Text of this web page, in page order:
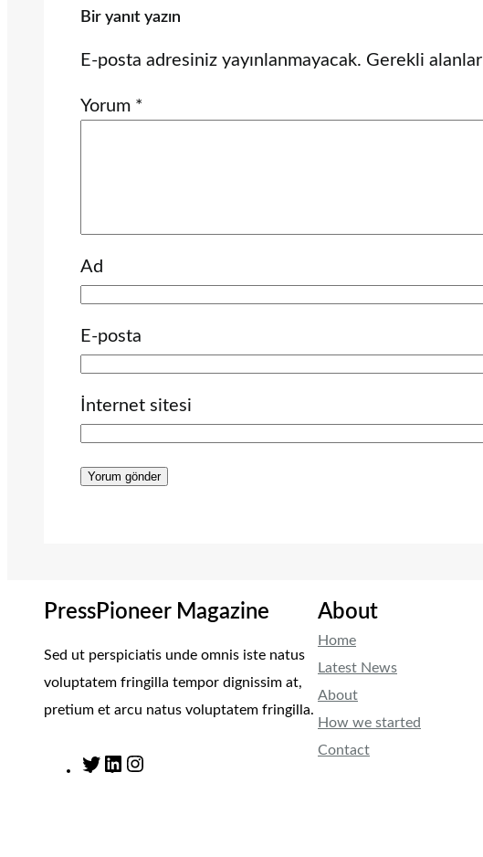
Bir yanıt yazın
E-posta adresiniz yayınlanmayacak. Gerekli alanlar
Yorum *
Ad
E-posta
İnternet sitesi
PressPioneer Magazine
Sed ut perspiciatis unde omnis iste natus
voluptatem fringilla tempor dignissim at,
pretium et arcu natus voluptatem fringilla.
T
L
About
Home
Latest News
About
How we started
Contact